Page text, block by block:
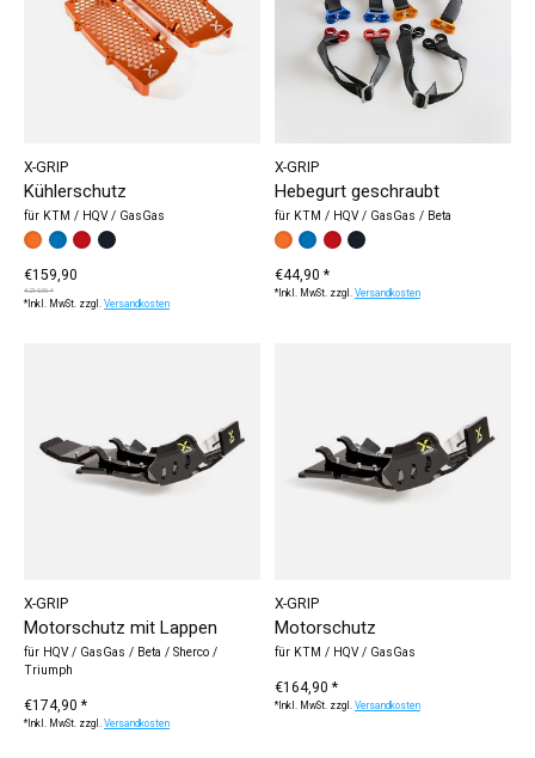
X-GRIP
Kühlerschutz
für KTM / HQV / GasGas
Farbe: *— orange
orange
blaurot schwarz
€159,90
€214,90 *
*Inkl. MwSt. zzgl.Versandkosten
X-GRIP
Hebegurt geschraubt
für KTM / HQV / GasGas / Beta
Bitte wählen Sie:
orange
blauschwarz
rot
€44,90 *
*Inkl. MwSt. zzgl.Versandkosten
X-GRIP
Motorschutz mit Lappen
für HQV / GasGas / Beta / Sherco /
Triumph
€174,90 *
*Inkl. MwSt. zzgl.Versandkosten
X-GRIP
Motorschutz
für KTM / HQV / GasGas
€164,90 *
*Inkl. MwSt. zzgl.Versandkosten